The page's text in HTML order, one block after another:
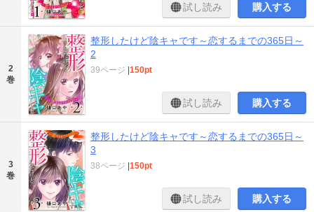
試し読み 購入する
2
巻
整形したけど陰キャです～恋するまでの365日～
2
39ページ 150pt
試し読み 購入する
3
巻
整形したけど陰キャです～恋するまでの365日～
3
38ページ 150pt
試し読み 購入する